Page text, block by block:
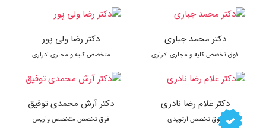
دکتر محمد جباری
فوق تخصص کلیه و مجاری ادراری
دکتر غلام رضا نادری
فوق تخصص ارتوپدی
دکتر رضا ولی پور
متخصص کلیه و مجاری ادراری
دکتر آرش محمدی توفیق
فوق تخصص متخصص واریس